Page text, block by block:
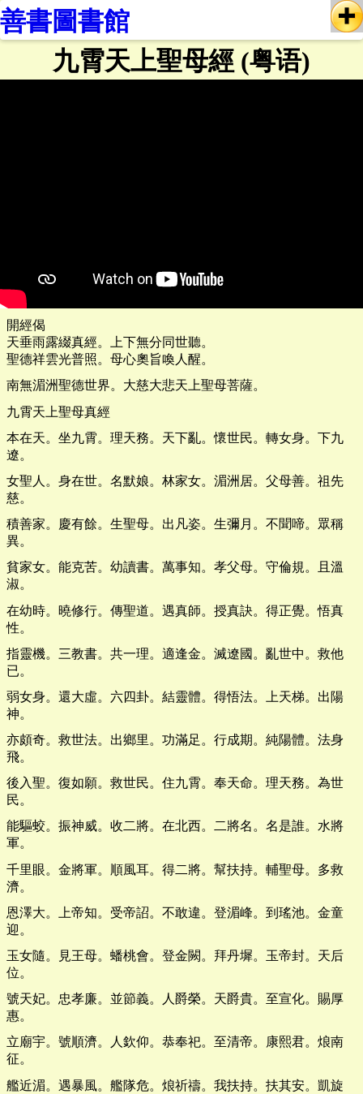
善書圖書館
九霄天上聖母經 (粤语)
開經偈
天垂雨露綴真經。上下無分同世聽。
聖德祥雲光普照。母心奧旨喚人醒。
南無湄洲聖德世界。大慈大悲天上聖母菩薩。
九霄天上聖母真經
本在天。坐九霄。理天務。天下亂。懷世民。轉女身。下九
遼。
女聖人。身在世。名默娘。林家女。湄洲居。父母善。祖先
慈。
積善家。慶有餘。生聖母。出凡姿。生彌月。不聞啼。眾稱
異。
貧家女。能克苦。幼讀書。萬事知。孝父母。守倫規。且溫
淑。
在幼時。曉修行。傳聖道。遇真師。授真訣。得正覺。悟真
性。
指靈機。三教書。共一理。適逢金。滅遼國。亂世中。救他
已。
弱女身。還大虛。六四卦。結靈體。得悟法。上天梯。出陽
神。
亦頗奇。救世法。出鄉里。功滿足。行成期。純陽體。法身
飛。
後入聖。復如願。救世民。住九霄。奉天命。理天務。為世
民。
能驅蛟。振神威。收二將。在北西。二將名。名是誰。水將
軍。
千里眼。金將軍。順風耳。得二將。幫扶持。輔聖母。多救
濟。
恩澤大。上帝知。受帝詔。不敢違。登湄峰。到瑤池。金童
迎。
玉女隨。見王母。蟠桃會。登金闕。拜丹墀。玉帝封。天后
位。
號天妃。忠孝廉。並節義。人爵榮。天爵貴。至宣化。賜厚
惠。
立廟宇。號順濟。人欽仰。恭奉祀。至清帝。康熙君。烺南
征。
艦近湄。遇暴風。艦隊危。烺祈禱。我扶持。扶其安。凱旋